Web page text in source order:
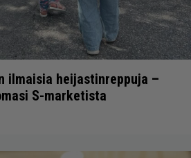
ilmaisia heijastinreppuja –
S-marketista